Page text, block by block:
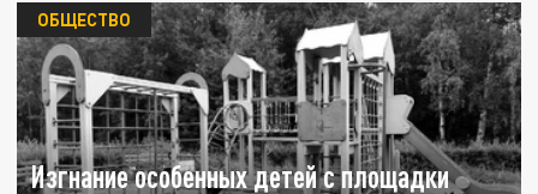
Изгнание особенных детей с площадки
ОБЩЕСТВО